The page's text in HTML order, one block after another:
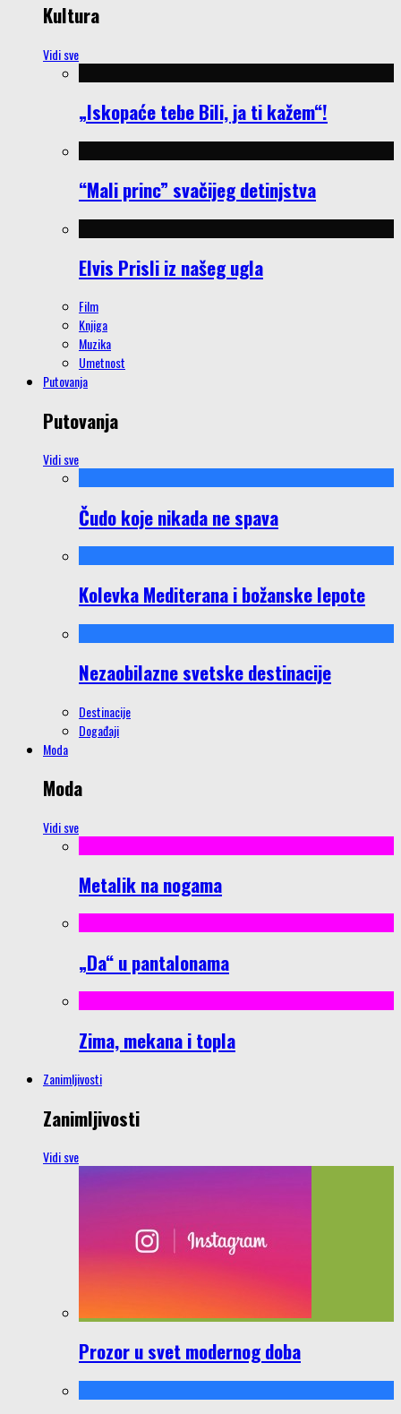
Kultura
Vidi sve
„Iskopaće tebe Bili, ja ti kažem“!
“Mali princ” svačijeg detinjstva
Elvis Prisli iz našeg ugla
Film
Knjiga
Muzika
Umetnost
Putovanja
Putovanja
Vidi sve
Čudo koje nikada ne spava
Kolevka Mediterana i božanske lepote
Nezaobilazne svetske destinacije
Destinacije
Događaji
Moda
Moda
Vidi sve
Metalik na nogama
„Da“ u pantalonama
Zima, mekana i topla
Zanimljivosti
Zanimljivosti
Vidi sve
Prozor u svet modernog doba